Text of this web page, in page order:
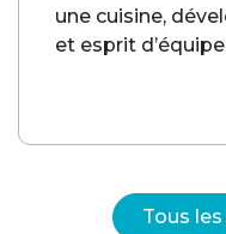
une cuisine,
et esprit
Tous